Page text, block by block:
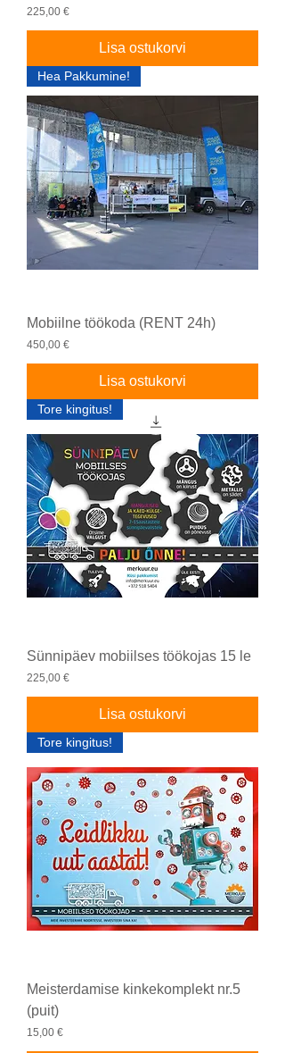
Price
225,00 €
Lisa ostukorvi
Hea Pakkumine!
Mobiilne töökoda (RENT 24h)
Price
450,00 €
Lisa ostukorvi
Tore kingitus!
Sünnipäev mobiilses töökojas 15 le
Price
225,00 €
Lisa ostukorvi
Tore kingitus!
Meisterdamise kinkekomplekt nr.5
(puit)
Price
15,00 €